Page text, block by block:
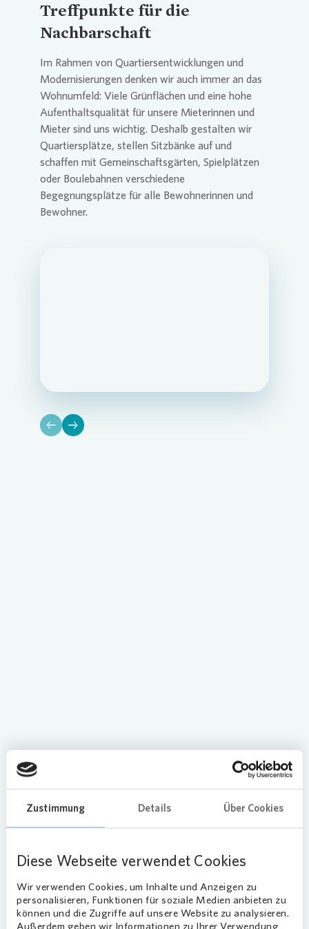
Zustimmung Details Über Cookies
Diese Webseite verwendet Cookies
Wir verwenden Cookies, um Inhalte und Anzeigen zu
personalisieren, Funktionen für soziale Medien anbieten zu
können und die Zugriffe auf unsere Website zu analysieren.
Außerdem geben wir Informationen zu Ihrer Verwendung
Treffpunkte für die
Nachbarschaft
Im Rahmen von Quartiersentwicklungen und
Modernisierungen denken wir auch immer an das
Wohnumfeld: Viele Grünflächen und eine hohe
Aufenthaltsqualität für unsere Mieterinnen und
Mieter sind uns wichtig. Deshalb gestalten wir
Quartiersplätze, stellen Sitzbänke auf und
schaffen mit Gemeinschaftsgärten, Spielplätzen
oder Boulebahnen verschiedene
Begegnungsplätze für alle Bewohnerinnen und
Bewohner.
Vielfalt von Pflanzen und
Tieren
Gleichzeitig gestalten wir unsere Quartiere als
Tier- und Pflanzenarten. Und fördern so die
biologische Artenvielfalt rund um unsere
Bestände.